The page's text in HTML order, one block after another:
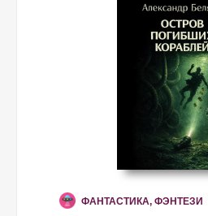
ФАНТАСТИКА, ФЭНТЕЗИ